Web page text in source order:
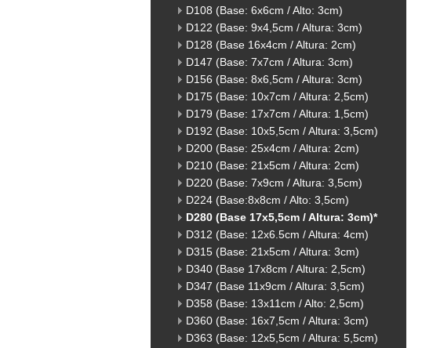
D108 (Base: 6x6cm / Alto: 3cm)
D122 (Base: 9x4,5cm / Altura: 3cm)
D128 (Base 16x4cm / Altura: 2cm)
D147 (Base: 7x7cm / Altura: 3cm)
D156 (Base: 8x6,5cm / Altura: 3cm)
D175 (Base: 10x7cm / Altura: 2,5cm)
D179 (Base: 17x7cm / Altura: 1,5cm)
D192 (Base: 10x5,5cm / Altura: 3,5cm)
D200 (Base: 25x4cm / Altura: 2cm)
D210 (Base: 21x5cm / Altura: 2cm)
D220 (Base: 7x9cm / Altura: 3,5cm)
D224 (Base:8x8cm / Alto: 3,5cm)
D280 (Base 17x5,5cm / Altura: 3cm)*
D312 (Base: 12x6.5cm / Altura: 4cm)
D315 (Base: 21x5cm / Altura: 3cm)
D340 (Base 17x8cm / Altura: 2,5cm)
D347 (Base 11x9cm / Altura: 3,5cm)
D358 (Base: 13x11cm / Alto: 2,5cm)
D360 (Base: 16x7,5cm / Altura: 3cm)
D363 (Base: 12x5,5cm / Altura: 5,5cm)